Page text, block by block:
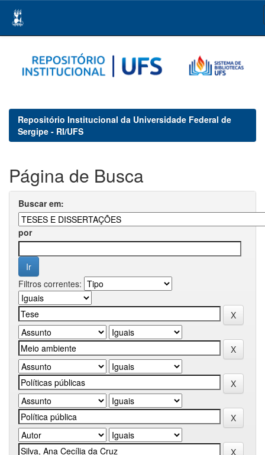
navigation
Repositório Institucional da Universidade Federal de
Sergipe - RI/UFS
Página de Busca
Buscar em:
por
Filtros correntes: